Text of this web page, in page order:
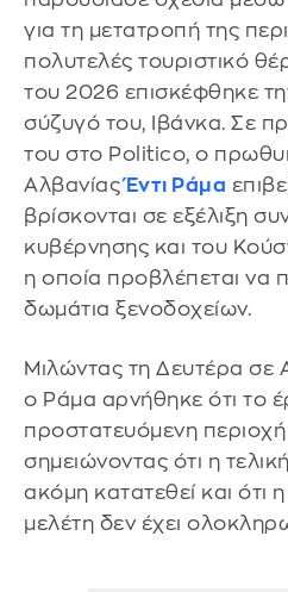
για τη μετατροπή της
πολυτελές τουριστικό
του 2026 επισκέφθηκε
σύζυγό του, Ιβάνκα. Σε
του στο Politico, ο
ΑλβανίαςΈντι Ράμα
βρίσκονται σε εξέλιξη
κυβέρνησης και του
η οποία προβλέπεται να
δωμάτια ξενοδοχείων.
Μιλώντας τη Δευτέρα σε
ο Ράμα αρνήθηκε ότι το
προστατευόμενη
σημειώνοντας ότι η
ακόμη κατατεθεί και ότι
μελέτη δεν έχει